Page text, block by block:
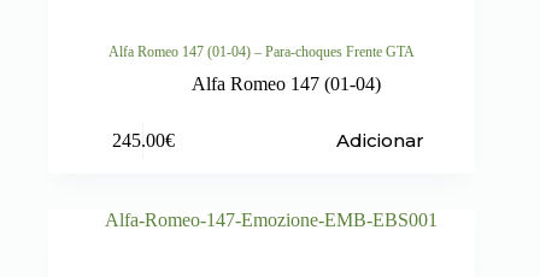
Alfa Romeo 147 (01-04) – Para-choques Frente GTA
Alfa Romeo 147 (01-04)
245.00€ Adicionar